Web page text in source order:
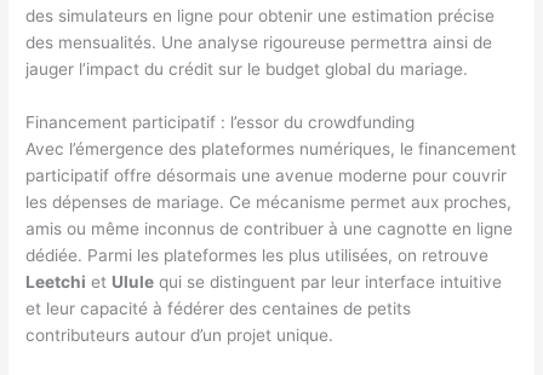
des simulateurs en ligne pour obtenir une estimation précise
des mensualités. Une analyse rigoureuse permettra ainsi de
jauger l’impact du crédit sur le budget global du mariage.
Financement participatif : l’essor du crowdfunding
Avec l’émergence des plateformes numériques, le financement
participatif offre désormais une avenue moderne pour couvrir
les dépenses de mariage. Ce mécanisme permet aux proches,
amis ou même inconnus de contribuer à une cagnotte en ligne
dédiée. Parmi les plateformes les plus utilisées, on retrouve
Leetchi et Ulule qui se distinguent par leur interface intuitive
et leur capacité à fédérer des centaines de petits
contributeurs autour d’un projet unique.